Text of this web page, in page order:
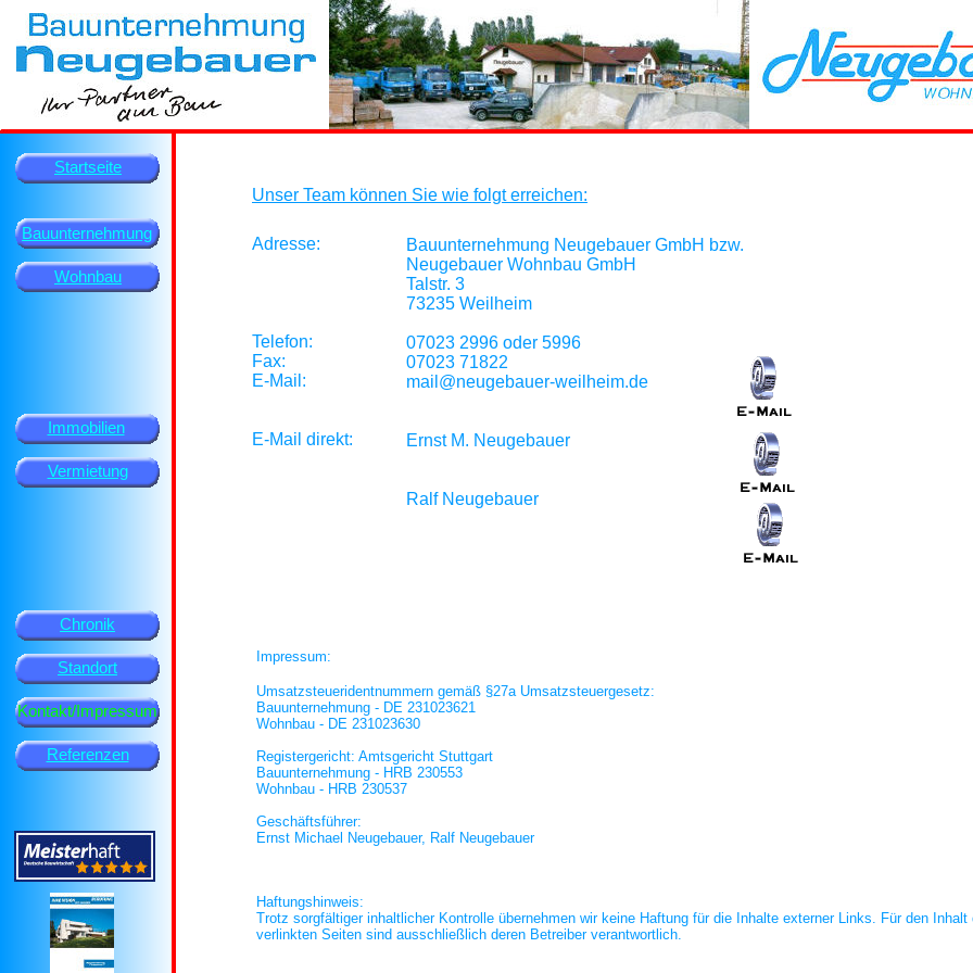
Bauunternehmung
Immobilien
Vermietung
Chronik
Standort
Kontakt/Impressum
Startseite
Wohnbau
Referenzen
Unser Team können Sie wie folgt erreichen:
Adresse:
Telefon:
Fax:
E-Mail:
E-Mail direkt:
Bauunternehmung Neugebauer GmbH bzw.
Neugebauer Wohnbau GmbH
Talstr. 3
73235 Weilheim
07023 2996 oder 5996
07023 71822
mail@neugebauer-weilheim.de
Ernst M. Neugebauer
Ralf Neugebauer
Umsatzsteueridentnummern gemäß §27a Umsatzsteuergesetz:
Bauunternehmung - DE 231023621
Wohnbau - DE 231023630
Registergericht: Amtsgericht Stuttgart
Bauunternehmung - HRB 230553
Wohnbau - HRB 230537
Geschäftsführer:
Ernst Michael Neugebauer, Ralf Neugebauer
Haftungshinweis:
Trotz sorgfältiger inhaltlicher Kontrolle übernehmen wir keine Haftung für die Inhalte externer Links. Für den Inhalt
verlinkten Seiten sind ausschließlich deren Betreiber verantwortlich.
Impressum: